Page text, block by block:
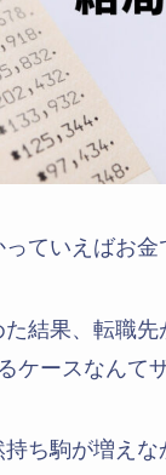
ていえばお金
結果、転職
ケースなんて
ち駒が増え